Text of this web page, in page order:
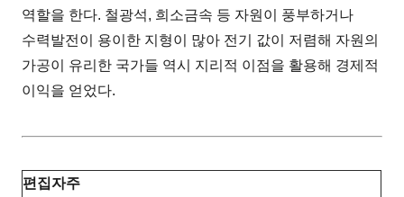
역할을 한다. 철광석, 희소금속 등 자원이 풍부하거나
수력발전이 용이한 지형이 많아 전기 값이 저렴해 자원의
가공이 유리한 국가들 역시 지리적 이점을 활용해 경제적
이익을 얻었다.
편집자주